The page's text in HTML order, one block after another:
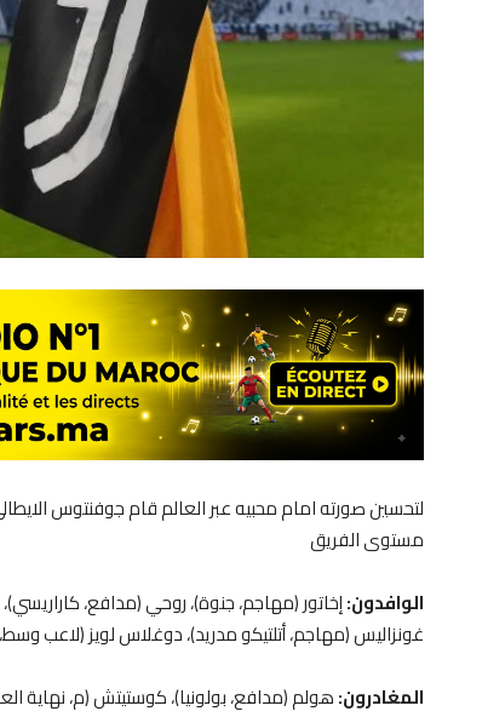
لتحسين صورته امام محبيه عبر العالم قام جوفنتوس
مستوى الفريق
الوافدون:إخاتور (مهاجم، جنوة)، روحي (مدافع،
غونزاليس (مهاجم، أتلتيكو مدريد)، دوغلاس لويز (لاعب
المغادرون:هولم (مدافع، بولونيا)، كوستيتش (م، نهاية